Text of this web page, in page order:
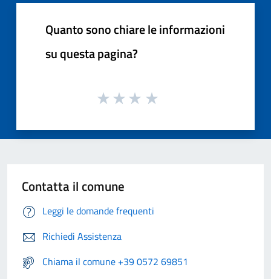
Quanto sono chiare le informazioni
su questa pagina?
Contatta il comune
Leggi le domande frequenti
Richiedi Assistenza
Chiama il comune +39 0572 69851